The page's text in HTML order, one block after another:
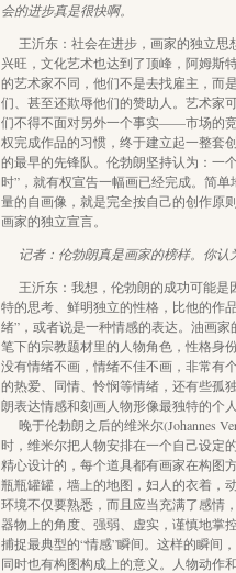
会的进步真是很快啊。
王沂东：社会在进步，画家的独立
兴旺，文化艺术也达到了顶峰，阿姆斯
的艺术家不同，他们不是去找雇主，而
们、甚至还欺辱他们的赞助人。艺术家
们不得不面对另外一个事实——市场的
权完成作品的习惯，终于建立起一整套
的最早的先锋队。伦勃朗坚持认为：一
时”，就有权宣告一幅画已经完成。简
量的自画像，就是完全按自己的创作原
画家的独立宣言。
记者：伦勃朗真是画家的榜样。你
王沂东：我想，伦勃朗的成功可能
特的思考、鲜明独立的性格，比他的作
绪”，或者说是一种情感的表达。油画
笔下的宗教题材里的人物角色，性格身
没有情绪不画，情绪不佳不画，非常有
的热爱、同情、怜悯等情绪，还有些孤
朗表达情感和刻画人物形像最独特的个
晚于伦勃朗之后的维米尔(Johannes
时，维米尔把人物安排在一个自己设定
精心设计的，每个道具都有画家在构图
瓶瓶罐罐，墙上的地图，妇人的衣着，
环境不仅要熟悉，而且应当充满了感情
器物上的角度、强弱、虚实，谨慎地掌
捕捉最典型的“情感”瞬间。这样的瞬间
同时也有构图构成上的意义。人物动作